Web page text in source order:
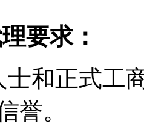
要求：
士和正式工
誉。